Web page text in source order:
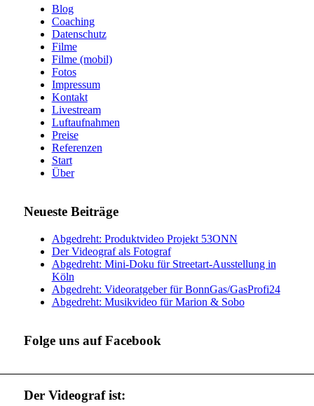
Blog
Coaching
Datenschutz
Filme
Filme (mobil)
Fotos
Impressum
Kontakt
Livestream
Luftaufnahmen
Preise
Referenzen
Start
Über
Neueste Beiträge
Abgedreht: Produktvideo Projekt 53ONN
Der Videograf als Fotograf
Abgedreht: Mini-Doku für Streetart-Ausstellung in
Köln
Abgedreht: Videoratgeber für BonnGas/GasProfi24
Abgedreht: Musikvideo für Marion & Sobo
Folge uns auf Facebook
Der Videograf ist: